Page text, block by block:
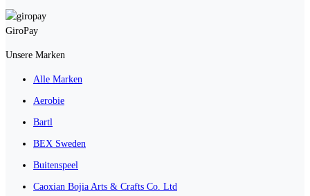
GiroPay
Unsere Marken
Alle Marken
Aerobie
Bartl
BEX Sweden
Buitenspeel
Caoxian Bojia Arts & Crafts Co. Ltd